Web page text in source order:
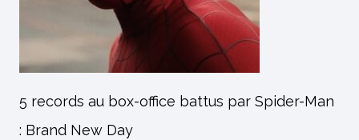
5 records au box-office battus par Spider-Man
: Brand New Day